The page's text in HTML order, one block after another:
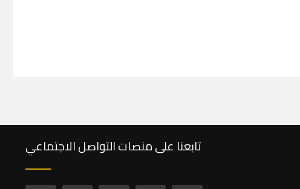
تابعنا على منصات التواصل الاجتماعي